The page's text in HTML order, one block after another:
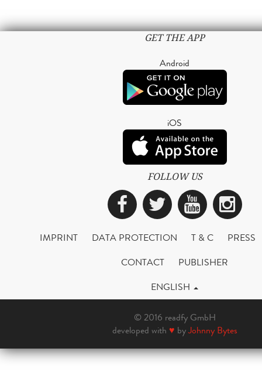
GET THE APP
Android
iOS
FOLLOW US
Facebook
Twitter
IMPRINT DATA PROTECTION T & C
PRESS
CONTACT
PUBLISHER
ENGLISH
© 2016 readfy GmbH
developed with ♥ byJohnny Bytes